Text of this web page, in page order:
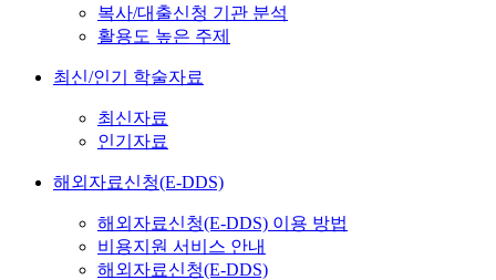
복사/대출신청 기관 분석
활용도 높은 주제
최신/인기 학술자료
최신자료
인기자료
해외자료신청(E-DDS)
해외자료신청(E-DDS) 이용 방법
비용지원 서비스 안내
해외자료신청(E-DDS)